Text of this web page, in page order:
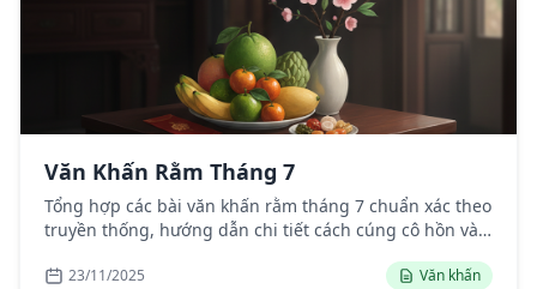
Văn Khấn Rằm Tháng 7
Tổng hợp các bài văn khấn rằm tháng 7 chuẩn xác theo
truyền thống, hướng dẫn chi tiết cách cúng cô hồn và
23/11/2025 Văn khấn